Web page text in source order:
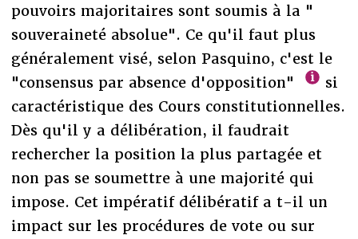
pouvoirs majoritaires sont soumis à la "
souveraineté absolue". Ce qu'il faut plus
généralement visé, selon Pasquino, c'est le
"consensus par absence d'opposition"
si
caractéristique des Cours constitutionnelles.
Dès qu'il y a délibération, il faudrait
rechercher la position la plus partagée et
non pas se soumettre à une majorité qui
impose. Cet impératif délibératif a t-il un
impact sur les procédures de vote ou sur